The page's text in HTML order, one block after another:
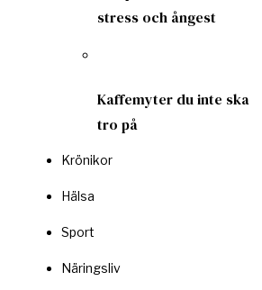
stress och ångest
Kaffemyter du inte ska
tro på
Krönikor
Hälsa
Sport
Näringsliv